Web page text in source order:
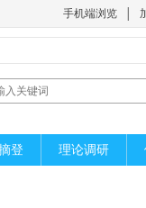
手机端浏览
登 理论调研